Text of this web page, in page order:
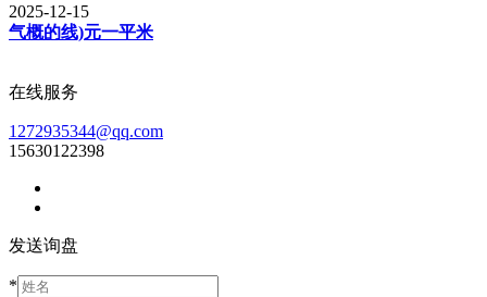
2025-12-15
气概的线)元一平米
在线服务
1272935344@qq.com
15630122398
发送询盘
*